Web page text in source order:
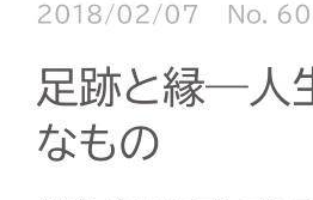
2018/02/07 No.
足跡と縁―人
なもの